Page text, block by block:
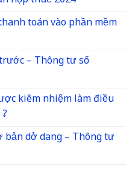
toán vào phần mềm
– Thông tư số
kiêm nhiệm làm điều
bản dở dang – Thông tư